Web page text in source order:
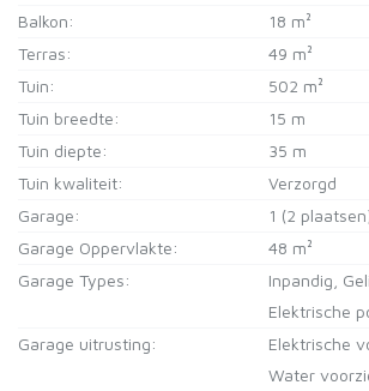
Balkon:
18 m²
Terras:
49 m²
Tuin:
502 m²
Tuin breedte:
15 m
Tuin diepte:
35 m
Tuin kwaliteit:
Verzorgd
Garage:
1 (2
Garage Oppervlakte:
48 m²
Garage Types:
Inpandig,
Elektrische
Garage uitrusting:
Elektrische
Water